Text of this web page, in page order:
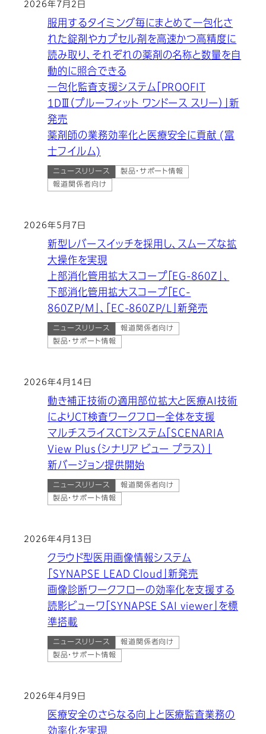
2026年7月2日
服用するタイミング毎にまとめて一包化さ
れた錠剤やカプセル剤を高速かつ高精度に
読み取り、それぞれの薬剤の名称と数量を自
動的に照合できる
一包化監査支援システム「PROOFIT
1DⅢ（プルーフィット ワンドース スリー）」新
発売
薬剤師の業務効率化と医療安全に貢献 (富
士フイルム)
ニュースリリース
製品・サポート情報
報道関係者向け
2026年5月7日
新型レバースイッチを採用し、スムーズな拡
大操作を実現
上部消化管用拡大スコープ「EG-860Z」、
下部消化管用拡大スコープ「EC-
860ZP/M」、「EC-860ZP/L」新発売
ニュースリリース
報道関係者向け
製品・サポート情報
2026年4月14日
動き補正技術の適用部位拡大と医療AI技術
によりCT検査ワークフロー全体を支援
マルチスライスCTシステム「SCENARIA
View Plus（シナリア ビュー プラス）」
新バージョン提供開始
ニュースリリース
報道関係者向け
製品・サポート情報
2026年4月13日
クラウド型医用画像情報システム
「SYNAPSE LEAD Cloud」新発売
画像診断ワークフローの効率化を支援する
読影ビューワ「SYNAPSE SAI viewer」を標
準搭載
ニュースリリース
報道関係者向け
製品・サポート情報
2026年4月9日
医療安全のさらなる向上と医療監査業務の